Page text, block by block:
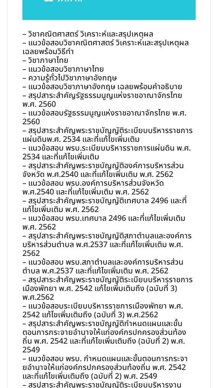
– วิชาคณิตศาสตร์ วิเคราะห์และสรุปเหตุผล
– แนวข้อสอบวิชาคณิตศาสตร์ วิเคราะห์และสรุปเหตุผล
เฉลยพร้อมวิธีทำ
– วิชาภาษาไทย
– แนวข้อสอบวิชาภาษาไทย
– ความรู้ทั่วไปวิชาภาษาอังกฤษ
– แนวข้อสอบวิชาภาษาอังกฤษ เฉลยพร้อมคำอธิบาย
– สรุปสาระสำคัญรัฐธรรมนูญแห่งราชอาณาจักรไทย
พ.ศ. 2560
– แนวข้อสอบรัฐธรรมนูญแห่งราชอาณาจักรไทย พ.ศ.
2560
– สรุปสาระสำคัญพระราชบัญญัติระเบียบบริหารราชการ
แผ่นดินพ.ศ. 2534 และที่แก้ไขเพิ่มเติม
– แนวข้อสอบ พรบ.ระเบียบบริหารราชการแผ่นดิน พ.ศ.
2534 และที่แก้ไขเพิ่มเติม
– สรุปสาระสำคัญพระราชบัญญัติองค์การบริหารส่วน
จังหวัด พ.ศ.2540 และที่แก้ไขเพิ่มเติม พ.ศ. 2562
– แนวข้อสอบ พรบ.องค์การบริหารส่วนจังหวัด
พ.ศ.2540 และที่แก้ไขเพิ่มเติม พ.ศ. 2562
– สรุปสาระสำคัญพระราชบัญญัติเทศบาล 2496 และที่
แก้ไขเพิ่มเติม พ.ศ. 2562
– แนวข้อสอบ พรบ.เทศบาล 2496 และที่แก้ไขเพิ่มเติม
พ.ศ. 2562
– สรุปสาระสำคัญพระราชบัญญัติสภาตำบลและองค์การ
บริหารส่วนตำบล พ.ศ.2537 และที่แก้ไขเพิ่มเติม พ.ศ.
2562
– แนวข้อสอบ พรบ.สภาตำบลและองค์การบริหารส่วน
ตำบล พ.ศ.2537 และที่แก้ไขเพิ่มเติม พ.ศ. 2562
– สรุปสาระสำคัญพระราชบัญญัติระเบียบบริหารราชการ
เมืองพัทยา พ.ศ. 2542 แก้ไขเพิ่มเติมถึง (ฉบับที่ 3)
พ.ศ.2562
– แนวข้อสอบระเบียบบริหารราชการเมืองพัทยา พ.ศ.
2542 แก้ไขเพิ่มเติมถึง (ฉบับที่ 3) พ.ศ.2562
– สรุปสาระสำคัญพระราชบัญญัติกำหนดแผนและขั้น
ตอนการกระจายอำนาจให้แก่องค์กรปกครองส่วนท้อง
ถิ่น พ.ศ. 2542 และที่แก้ไขเพิ่มเติมถึง (ฉบับที่ 2) พ.ศ.
2549
– แนวข้อสอบ พรบ. กำหนดแผนและขั้นตอนการกระจา
ยอำนาจให้แก่องค์กรปกครองส่วนท้องถิ่น พ.ศ. 2542
และที่แก้ไขเพิ่มเติมถึง (ฉบับที่ 2) พ.ศ. 2549
– สรุปสาระสำคัญพระราชบัญญัติระเบียบบริหารงาน